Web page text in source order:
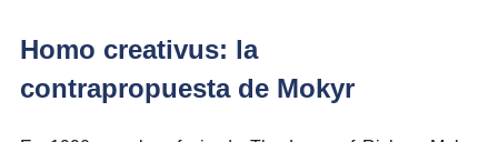
Homo creativus: la
contrapropuesta de Mokyr